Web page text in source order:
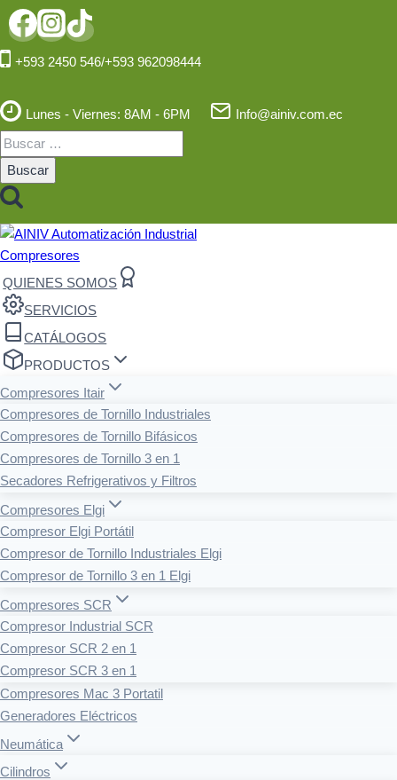
Saltar
contenido
+593 2450 546/+593 962098444
Lunes - Viernes: 8AM - 6PM
Info@ainiv.com.ec
Buscar:
QUIENES SOMOS
SERVICIOS
CATÁLOGOS
PRODUCTOS
Compresores Itair
Compresores de Tornillo Industriales
Compresores de Tornillo Bifásicos
Compresores de Tornillo 3 en 1
Secadores Refrigerativos y Filtros
Compresores Elgi
Compresor Elgi Portátil
Compresor de Tornillo Industriales Elgi
Compresor de Tornillo 3 en 1 Elgi
Compresores SCR
Compresor Industrial SCR
Compresor SCR 2 en 1
Compresor SCR 3 en 1
Compresores Mac 3 Portatil
Generadores Eléctricos
Neumática
Cilindros